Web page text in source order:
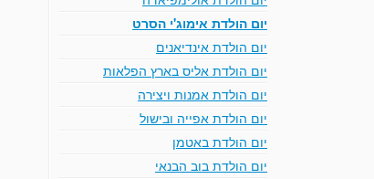
יום הולדת אימוג'י הסרט
יום הולדת אינדיאנים
יום הולדת אליס בארץ הפלאות
יום הולדת אמנות ויצירה
יום הולדת אפייה ובישול
יום הולדת באטמן
יום הולדת בוב הבנאי